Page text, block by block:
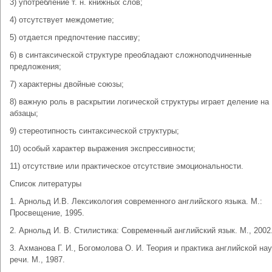
3) употребление т. н. книжных слов;
4) отсутствует междометие;
5) отдается предпочтение пассиву;
6) в синтаксической структуре преобладают сложноподчиненные
предложения;
7) характерны двойные союзы;
8) важную роль в раскрытии логической структуры играет деление на
абзацы;
9) стереотипность синтаксической структуры;
10) особый характер выражения экспрессивности;
11) отсутствие или практическое отсутствие эмоциональности.
Список литературы
1. Арнольд И.В. Лексикология современного английского языка. М.:
Просвещение, 1995.
2. Арнольд И. В. Стилистика: Современный английский язык. М.,
3. Ахманова Г. И., Богомолова О. И. Теория и практика английской
речи. М., 1987.